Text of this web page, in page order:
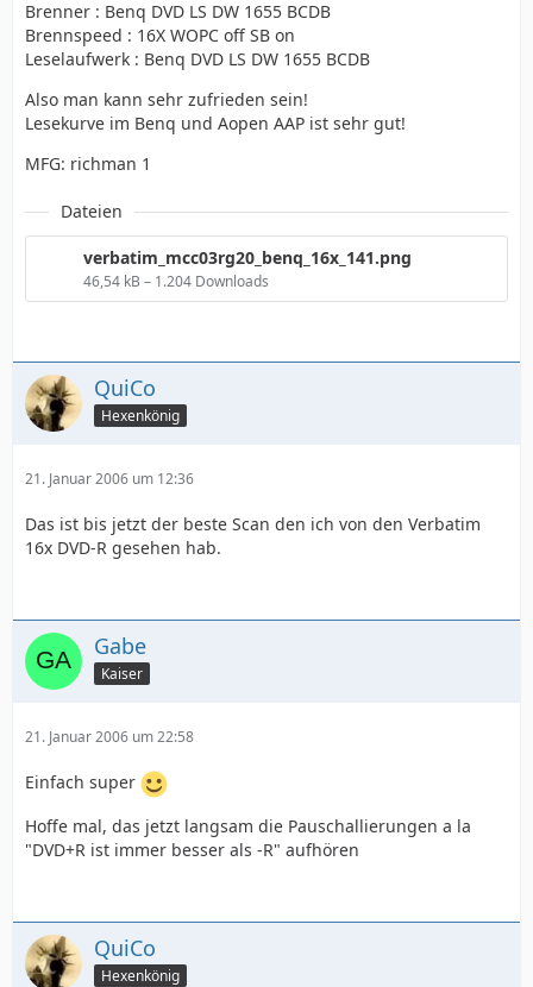
Brenner : Benq DVD LS DW 1655 BCDB
Brennspeed : 16X WOPC off SB on
Leselaufwerk : Benq DVD LS DW 1655 BCDB
Also man kann sehr zufrieden sein!
Lesekurve im Benq und Aopen AAP ist sehr gut!
MFG: richman 1
Dateien
verbatim_mcc03rg20_benq_16x_141.png
46,54 kB – 1.204 Downloads
QuiCo
Hexenkönig
21. Januar 2006 um 12:36
Das ist bis jetzt der beste Scan den ich von den Verbatim
16x DVD-R gesehen hab.
Gabe
Kaiser
21. Januar 2006 um 22:58
Einfach super
Hoffe mal, das jetzt langsam die Pauschallierungen a la
"DVD+R ist immer besser als -R" aufhören
QuiCo
Hexenkönig